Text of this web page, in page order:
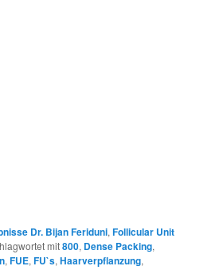
Dr. Bijan Feriduni,Follicular Unit
mit800, Dense Packing,
,FUE,FU`s,Haarverpflanzung,